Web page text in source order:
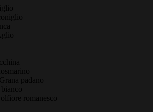
Grana padano
romanesco